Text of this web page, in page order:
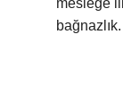
mesleğe
bağnazlık.